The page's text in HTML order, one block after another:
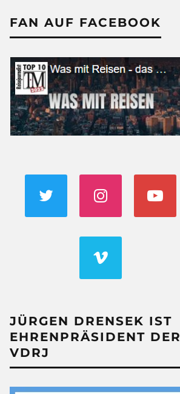
FAN AUF FACEBOOK
JÜRGEN DRENSEK IST
EHRENPRÄSIDENT DER
VDRJ